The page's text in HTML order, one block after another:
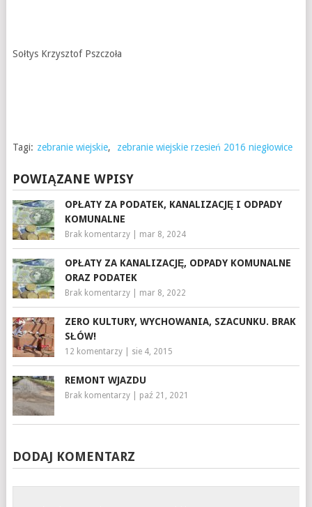
Sołtys Krzysztof Pszczoła
Tagi: zebranie wiejskie, zebranie wiejskie rzesień 2016 niegłowice
POWIĄZANE WPISY
OPŁATY ZA PODATEK, KANALIZACJĘ I ODPADY
KOMUNALNE
Brak komentarzy| mar 8, 2024
OPŁATY ZA KANALIZACJĘ, ODPADY KOMUNALNE
ORAZ PODATEK
Brak komentarzy| mar 8, 2022
ZERO KULTURY, WYCHOWANIA, SZACUNKU. BRAK
SŁÓW!
12 komentarzy| sie 4, 2015
REMONT WJAZDU
Brak komentarzy| paź 21, 2021
DODAJ KOMENTARZ